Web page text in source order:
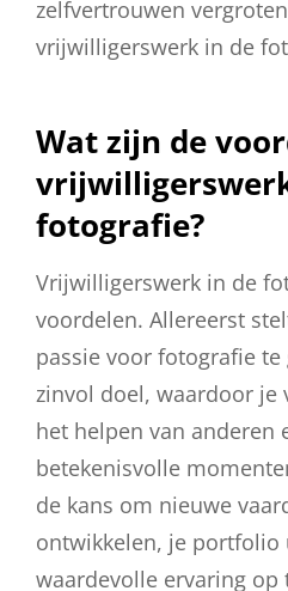
zelfvertrouwen
vrijwilligerswerk in de
Wat zijn de
fotografie?
Vrijwilligerswerk in de
voordelen. Allereerst
passie voor fotografie
zinvol doel, waardoor
het helpen van anderen
betekenisvolle
de kans om nieuwe
ontwikkelen, je portfolio
waardevolle ervaring op